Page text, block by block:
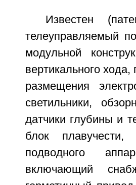
Известен
телеуправляемый
модульной
вертикального
размещения
светильники,
датчики глубины и
блок
подводного
включающий